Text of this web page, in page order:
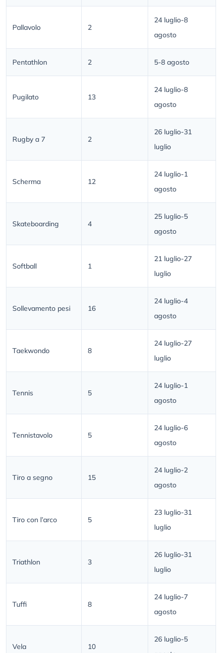
Pallavolo 2
24 luglio-8
agosto
Pentathlon 2 5-8 agosto
Pugilato 13
24 luglio-8
agosto
Rugby a 7 2
26 luglio-31
luglio
Scherma 12
24 luglio-1
agosto
Skateboarding 4
25 luglio-5
agosto
Softball 1
21 luglio-27
luglio
Sollevamento pesi 16
24 luglio-4
agosto
Taekwondo 8
24 luglio-27
luglio
Tennis 5
24 luglio-1
agosto
Tennistavolo 5
24 luglio-6
agosto
Tiro a segno 15
24 luglio-2
agosto
Tiro con l’arco 5
23 luglio-31
luglio
Triathlon 3
26 luglio-31
luglio
Tuffi 8
24 luglio-7
agosto
Vela 10
26 luglio-5